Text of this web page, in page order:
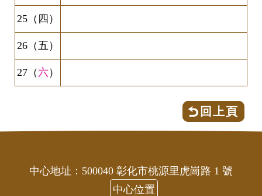
25（四）
26（五）
27（ 六）
回上頁
中心地址：500040 彰化市桃源里虎崗路 1 號
中心位置